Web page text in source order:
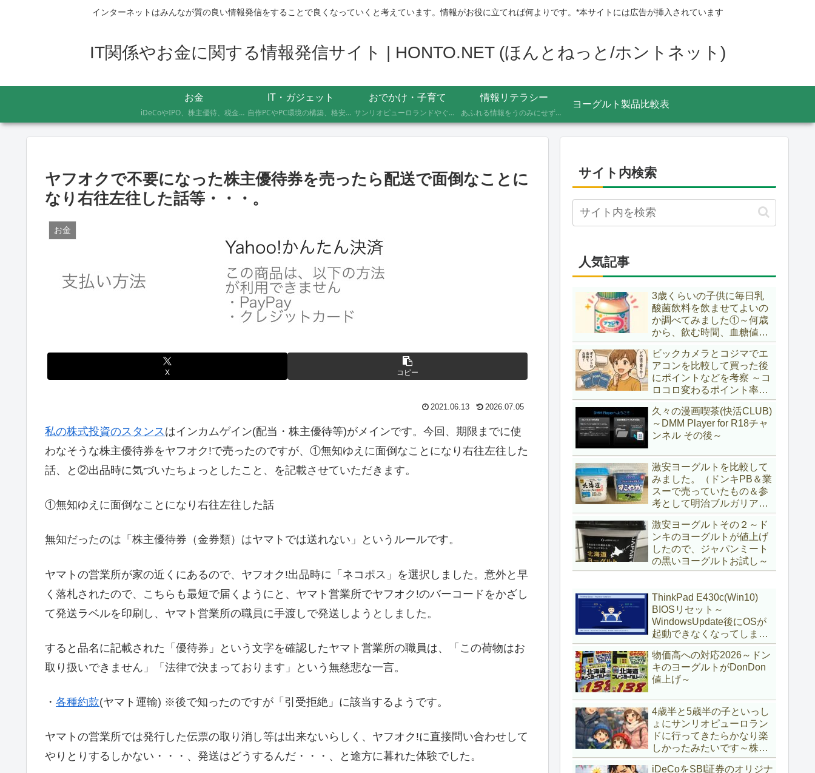
インターネットはみんなが質の良い情報発信をすることで良くなっていくと考えています。情報がお役に立てれば何よりです。*本サイトには広告が挿入されています
IT関係やお金に関する情報発信サイト | HONTO.NET (ほんとねっと/ホントネット)
お金
iDeCoやIPO、株主優待、税金のお得な支払い方法まで、AFP資格を持つ管理人が実際に体験したお金の記録です。証券会社の手続きにかかった日数や失敗談など、体験した人にしかわからないリアルな情報をお届けします。
IT・ガジェット
自作PCやPC環境の構築、格安SIMへのMNP乗り換え、便利なソフト・サービスの活用記録です。製品の型番や設定手順、つまずいたポイントまで具体的に記載していますので、同じことをしたい方の参考になれば幸いです。
おでかけ・子育て
サンリオピューロランドやぐりんぱなど、未就学児2人を連れて実際に行ったスポットの体験レポートです。株主優待や割引券でお得に楽しむ方法、子連れならではの持ち物や注意点もあわせて記録しています。
情報リテラシー
あふれる情報をうのみにせず、「これってほんと？」と一度立ち止まって見極めるための考え方を記録しています。ニュースの裏の読み解き方、詐欺やデマへの向き合い方など、サイト名「HONTO.NET」の原点となるテーマです。
ヨーグルト製品比較表
ヤフオクで不要になった株主優待券を売ったら配送で面倒なことに
なり右往左往した話等・・・。
お金
X コピー
2021.06.13 2026.07.05
私の株式投資のスタンス はインカムゲイン(配当・株主優待等)がメインです。今回、期限までに使
わなそうな株主優待券をヤフオク!で売ったのですが、①無知ゆえに面倒なことになり右往左往した
話、と②出品時に気づいたちょっとしたこと、を記載させていただきます。
①無知ゆえに面倒なことになり右往左往した話
無知だったのは「株主優待券（金券類）はヤマトでは送れない」というルールです。
ヤマトの営業所が家の近くにあるので、ヤフオク!出品時に「ネコポス」を選択しました。意外と早
く落札されたので、こちらも最短で届くようにと、ヤマト営業所でヤフオク!のバーコードをかざし
て発送ラベルを印刷し、ヤマト営業所の職員に手渡しで発送しようとしました。
すると品名に記載された「優待券」という文字を確認したヤマト営業所の職員は、「この荷物はお
取り扱いできません」「法律で決まっております」という無慈悲な一言。
・ 各種約款(ヤマト運輸) ※後で知ったのですが「引受拒絶」に該当するようです。
ヤマトの営業所では発行した伝票の取り消し等は出来ないらしく、ヤフオク!に直接問い合わせして
やりとりするしかない・・・、発送はどうするんだ・・・、と途方に暮れた体験でした。
サイト内検索
人気記事
3歳くらいの子供に毎日乳
酸菌飲料を飲ませてよいの
か調べてみました①～何歳
から、飲む時間、血糖値ス
パイク～
ビックカメラとコジマでエ
アコンを比較して買った後
にポイントなどを考察 ～コ
ロコロ変わるポイント率に
注意＆株主優待券はポイン
ト率が低い時に使うべし～
久々の漫画喫茶(快活CLUB)
～DMM Player for R18チャ
ンネル その後～
激安ヨーグルトを比較して
みました。（ドンキPB＆業
スーで売っていたもの＆参
考として明治ブルガリアヨ
ーグルト)
激安ヨーグルトその２～ド
ンキのヨーグルトが値上げ
したので、ジャパンミート
の黒いヨーグルトお試し～
ThinkPad E430c(Win10)
BIOSリセット～
WindowsUpdate後にOSが
起動できなくなってしまい
復旧～
物価高への対応2026～ドン
キのヨーグルトがDonDon
値上げ～
4歳半と5歳半の子といっし
ょにサンリオピューロラン
ドに行ってきたらかなり楽
しかったみたいです～株主
優待券利用～
iDeCoをSBI証券のオリジナ